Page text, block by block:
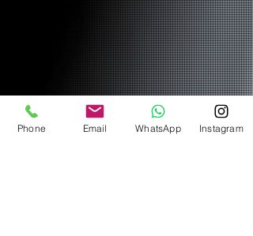
Phone Email WhatsApp Instagram